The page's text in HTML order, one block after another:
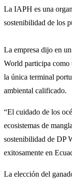
La IAPH es una
sostenibilidad de los
La empresa dijo en
World participa como
la única terminal
ambiental calificado.
“El cuidado de los
ecosistemas de
sostenibilidad de DP
exitosamente en
La elección del